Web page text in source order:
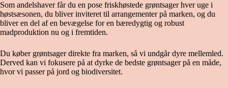
Som andelshaver får du en pose friskhøstede grøntsager hver uge i
høstsæsonen, du bliver inviteret til arrangementer på marken, og du
bliver en del af en bevægelse for en bæredygtig og robust
madproduktion nu og i fremtiden.
Du køber grøntsager direkte fra marken, så vi undgår dyre mellemled.
Derved kan vi fokusere på at dyrke de bedste grøntsager på en måde,
hvor vi passer på jord og biodiversitet.